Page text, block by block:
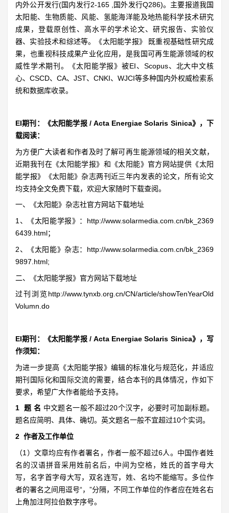
内外公开发行(国内发行2-165 ,国外发行Q286)。主要报道我国
太阳能、生物质能、风能、氢能海洋能及地热能科学技术研究
成果，登载原创性、高水平的学术论文、研究报告、实验仪
器、实验技术和综述等。《太阳能学报》 既重视基础性研究成
果，也重视科技成果产业化应用，是我国可再生能源领域的权
威性学术期刊。《太阳能学报》被EI、Scopus、北大中文核
心、CSCD、CA、JST、CNKI、WJCI等多种国内外权威检索系
统和数据库收录。
EI期刊：《太阳能学报 / Acta Energiae Solaris Sinica》，下
载阅读：
为方便广大读者和作者及时了解可再生能源领域的相关文献，
近期我刊在《太阳能学报》和《太阳能》官方网站提供《太阳
能学报》《太阳能》杂志两刊近三年内发表的论文，所有论文
均支持全文免费下载，欢迎大家随时下载查阅。
一、《太阳能》杂志社官方网站下载地址
1、《太阳能学报》：http://www.solarmedia.com.cn/bk_2369
6439.html；
2、《太阳能》杂志：http://www.solarmedia.com.cn/bk_2369
9897.html;
二、《太阳能学报》官方网站下载地址
过刊浏览http://www.tynxb.org.cn/CN/article/showTenYearOld
Volumn.do
EI期刊：《太阳能学报 / Acta Energiae Solaris Sinica》，写
作须知：
为进一步提高《太阳能学报》编辑的标准化与规范化，并适应
期刊国际化和国际交流的需要，结合本刊的具体情况，作如下
要求，希望广大作者能给予支持。
1 题 名 中文题名一般不超过20个汉字，必要时可加副标题。
题名应简明、具体、确切。英文题名一般不宜超过10个实词。
2 作者及工作单位
（1）文章均应有作者署名，作者一般不超过6人。中国作者姓
名的汉语拼音采用姓前名后，中间为空格，姓氏的首字母大
写，名字首字母大写，双名连写，姓、名均不能缩写。多位作
者的署名之间用逗号“，”分隔，不同工作单位的作者应在姓名右
上角加注阿拉伯数字序号。